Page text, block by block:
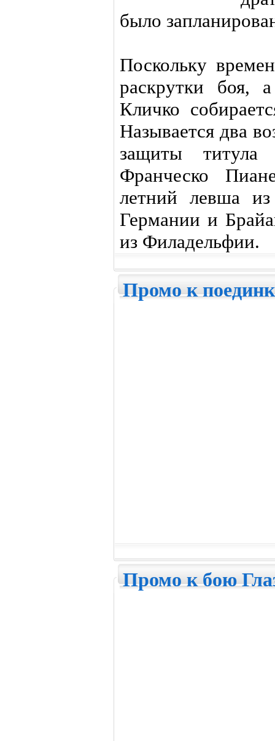
было
Поскольку
раскрутки боя,
Кличко
Называется два
защиты титула
Франческо
летний левша
Германии и
из Филадельфии.
Промо к
Промо к бою